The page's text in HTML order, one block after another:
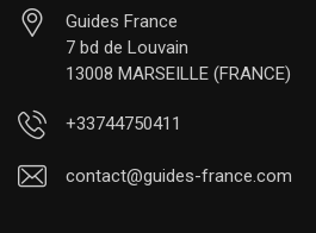
Guides France
7 bd de Louvain
13008 MARSEILLE (FRANCE)
+33744750411
contact@guides-france.com